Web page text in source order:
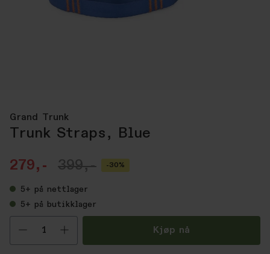
Grand Trunk
Trunk Straps, Blue
279,- 399,- -30%
5+ på nettlager
5+ på butikklager
Velg antall Kjøp nå